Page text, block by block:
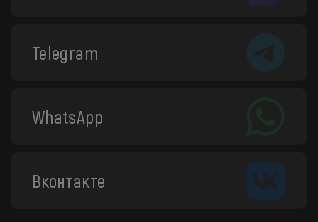
Telegram
WhatsApp
Вконтакте